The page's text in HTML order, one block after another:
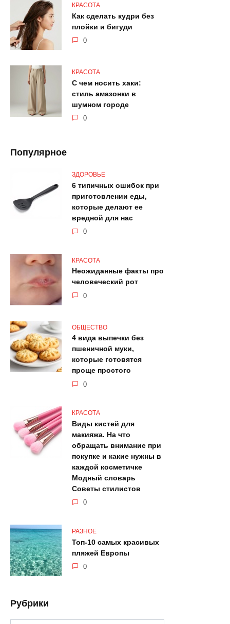
КРАСОТА
Как сделать кудри без
плойки и бигуди
0
КРАСОТА
С чем носить хаки:
стиль амазонки в
шумном городе
0
Популярное
ЗДОРОВЬЕ
6 типичных ошибок при
приготовлении еды,
которые делают ее
вредной для нас
0
КРАСОТА
Неожиданные факты про
человеческий рот
0
ОБЩЕСТВО
4 вида выпечки без
пшеничной муки,
которые готовятся
проще простого
0
КРАСОТА
Виды кистей для
макияжа. На что
обращать внимание при
покупке и какие нужны в
каждой косметичке
Модный словарь
Советы стилистов
0
РАЗНОЕ
Топ-10 самых красивых
пляжей Европы
0
Рубрики